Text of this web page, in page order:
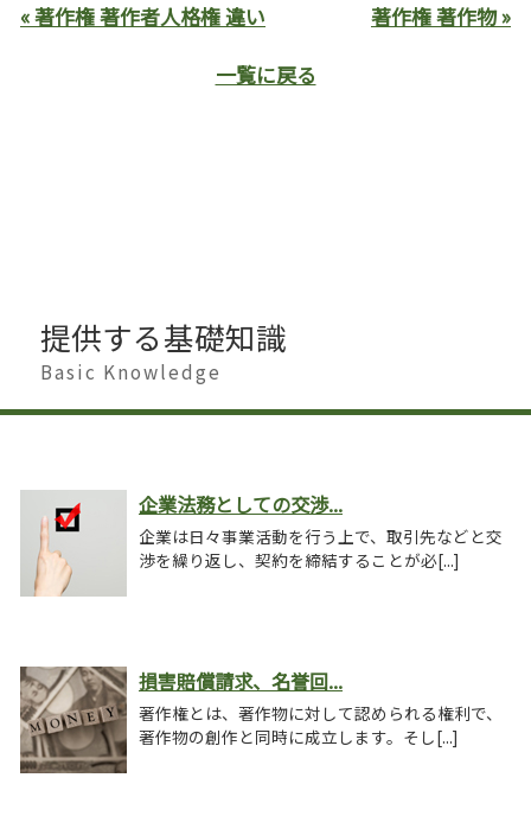
« 著作権 著作者人格権 違い
著作権 著作物 »
一覧に戻る
提供する基礎知識
Basic Knowledge
企業法務としての交渉...
企業は日々事業活動を行う上で、取引先などと交
渉を繰り返し、契約を締結することが必[...]
損害賠償請求、名誉回...
著作権とは、著作物に対して認められる権利で、
著作物の創作と同時に成立します。そし[...]